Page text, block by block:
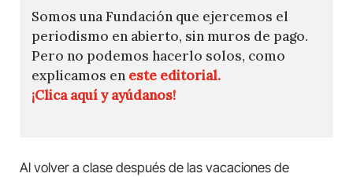
Somos una Fundación que ejercemos el
periodismo en abierto, sin muros de pago.
Pero no podemos hacerlo solos, como
explicamos en este editorial.
¡Clica aquí y ayúdanos!
Al volver a clase después de las vacaciones de